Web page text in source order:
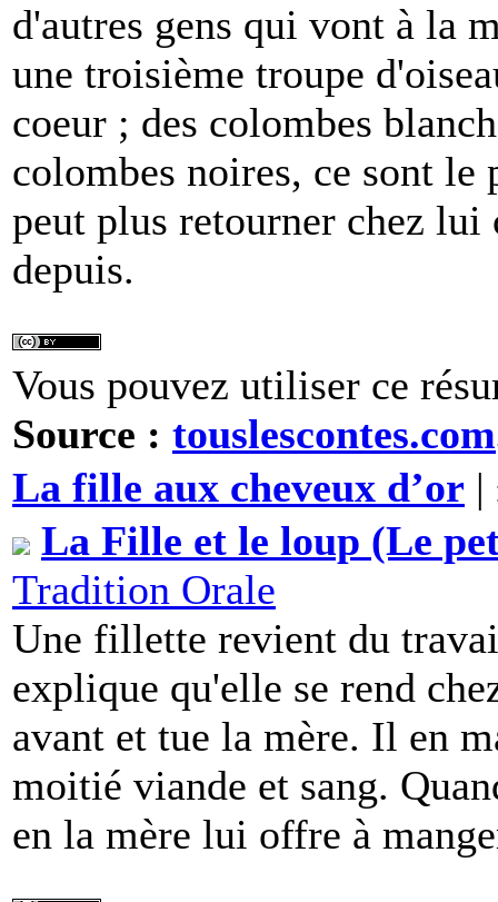
d'autres gens qui vont à la
une troisième troupe
coeur ; des colombes
colombes noires, ce sont
peut plus retourner chez lui
depuis.
Vous pouvez utiliser ce
Source : touslescontes.com
La fille aux cheveux d’or |
La Fille et le loup (Le
Tradition Orale
Une fillette revient du
explique qu'elle se rend
avant et tue la mère. Il en
moitié viande et sang.
en la mère lui offre à